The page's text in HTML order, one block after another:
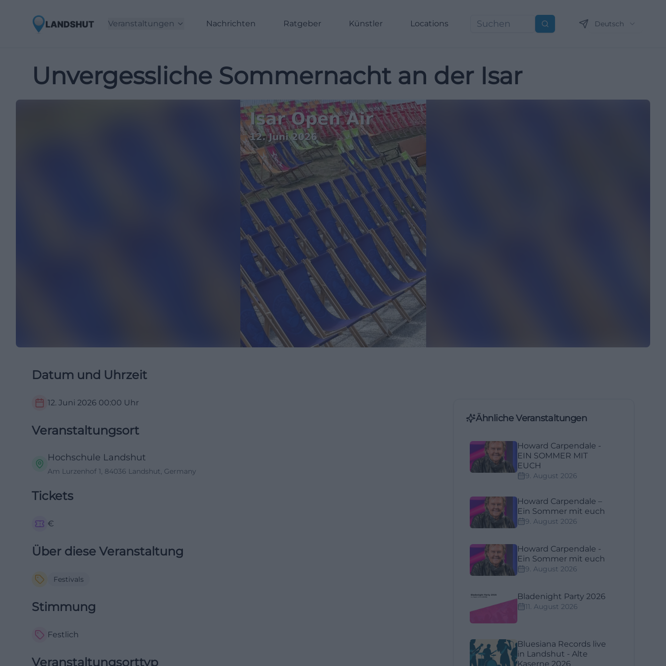
Veranstaltungen Nachrichten Ratgeber Künstler Locations Suchen Deutsch
Unvergessliche Sommernacht an der Isar
Datum und Uhrzeit
12. Juni 2026 00:00 Uhr
Veranstaltungsort
Hochschule Landshut
Am Lurzenhof 1, 84036 Landshut, Germany
Tickets
€
Über diese Veranstaltung
Festivals
Stimmung
Festlich
Veranstaltungsorttyp
Ähnliche Veranstaltungen
Howard Carpendale -
EIN SOMMER MIT
EUCH
9. August 2026
Howard Carpendale –
Ein Sommer mit euch
9. August 2026
Howard Carpendale -
Ein Sommer mit euch
9. August 2026
Bladenight Party 2026
11. August 2026
Bluesiana Records live
in Landshut - Alte
Kaserne 2026